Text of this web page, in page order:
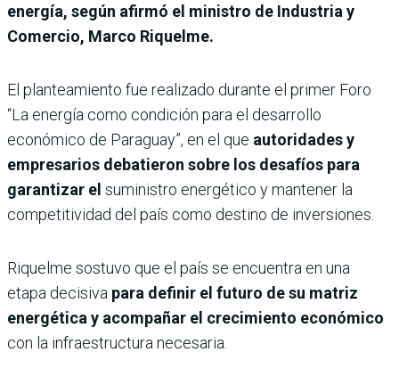
energía, según afirmó el ministro de Industria y
Comercio, Marco Riquelme.
El planteamiento fue realizado durante el primer Foro
“La energía como condición para el desarrollo
económico de Paraguay”, en el que autoridades y
empresarios debatieron sobre los desafíos para
garantizar el suministro energético y mantener la
competitividad del país como destino de inversiones.
Riquelme sostuvo que el país se encuentra en una
etapa decisiva para definir el futuro de su matriz
energética y acompañar el crecimiento económico
con la infraestructura necesaria.